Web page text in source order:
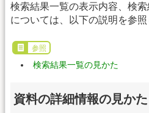
検索結果一覧の表示内容、検
については、以下の説明を参照
参照
検索結果一覧の見かた
資料の詳細情報の見かた